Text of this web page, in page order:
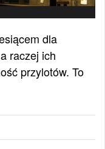
dla
raczej ich
przylotów. To